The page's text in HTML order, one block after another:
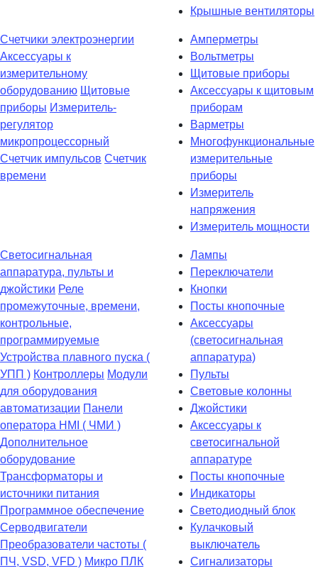
Крышные вентиляторы
Счетчики электроэнергии
Аксессуары к
измерительному
оборудованию Щитовые
приборы Измеритель-
регулятор
микропроцессорный
Счетчик импульсов Счетчик
времени
Амперметры
Вольтметры
Щитовые приборы
Аксессуары к щитовым
приборам
Варметры
Многофункциональные
измерительные
приборы
Измеритель
напряжения
Измеритель мощности
Светосигнальная
аппаратура, пульты и
джойстики Реле
промежуточные, времени,
контрольные,
программируемые
Устройства плавного пуска (
УПП ) Контроллеры Модули
для оборудования
автоматизации Панели
оператора HMI ( ЧМИ )
Дополнительное
оборудование
Транcформаторы и
источники питания
Программное обеспечение
Серводвигатели
Преобразователи частоты (
ПЧ, VSD, VFD ) Микро ПЛК
Лампы
Переключатели
Кнопки
Посты кнопочные
Аксессуары
(светосигнальная
аппаратура)
Пульты
Световые колонны
Джойстики
Аксессуары к
светосигнальной
аппаратуре
Посты кнопочные
Индикаторы
Светодиодный блок
Кулачковый
выключатель
Сигнализаторы